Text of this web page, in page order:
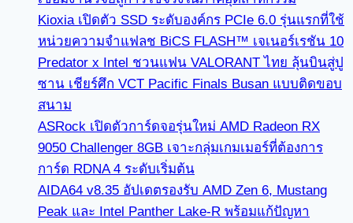
Kioxia เปิดตัว SSD ระดับองค์กร PCIe 6.0 รุ่นแรกที่ใช้
หน่วยความจำแฟลช BiCS FLASH™ เจเนอร์เรชัน 10
Predator x Intel ชวนแฟน VALORANT ไทย ลุ้นบินสู่ปู
ซาน เชียร์ศึก VCT Pacific Finals Busan แบบติดขอบ
สนาม
ASRock เปิดตัวการ์ดจอรุ่นใหม่ AMD Radeon RX
9050 Challenger 8GB เจาะกลุ่มเกมเมอร์ที่ต้องการ
การ์ด RDNA 4 ระดับเริ่มต้น
AIDA64 v8.35 อัปเดตรองรับ AMD Zen 6, Mustang
Peak และ Intel Panther Lake-R พร้อมแก้ปัญหา